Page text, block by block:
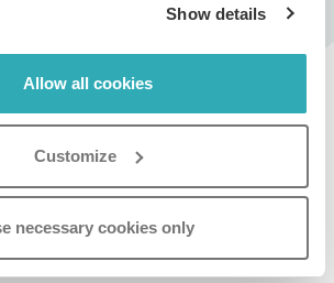
Show details
Allow all cookies
Customize
necessary cookies only
dig mulighed for at uploade et
publikation, hvilket gør det perfekt til
til branding af forskellige
du vil tilføje et unikt logo til, og
.